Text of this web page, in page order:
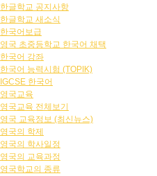
한글학교 공지사항
한글학교 새소식
한국어보급
영국 초중등학교 한국어 채택
한국어 강좌
한국어 능력시험 (TOPIK)
IGCSE 한국어
영국교육
영국교육 전체보기
영국 교육정보 (최신뉴스)
영국의 학제
영국의 학사일정
영국의 교육과정
영국학교의 종류